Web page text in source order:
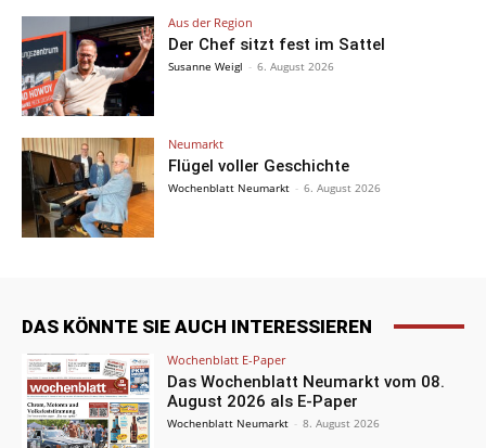
Aus der Region
Der Chef sitzt fest im Sattel
Susanne Weigl - 6. August 2026
Neumarkt
Flügel voller Geschichte
Wochenblatt Neumarkt - 6. August 2026
DAS KÖNNTE SIE AUCH INTERESSIEREN
Wochenblatt E-Paper
Das Wochenblatt Neumarkt vom 08.
August 2026 als E-Paper
Wochenblatt Neumarkt - 8. August 2026